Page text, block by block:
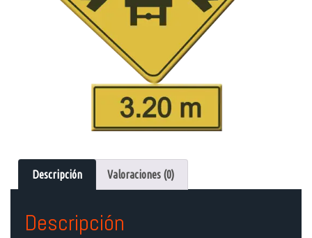
Descripción Valoraciones (0)
Descripción